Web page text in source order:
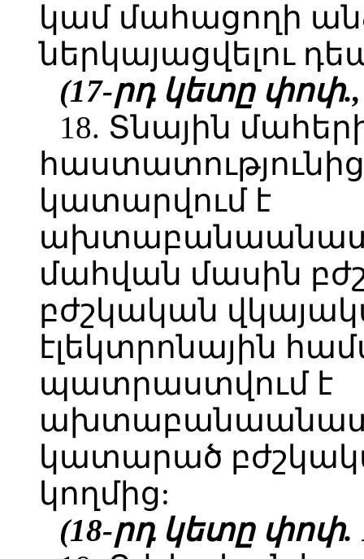
կամ մահացողի
ներկայացվելու
(17-րդ կետը փոփ.,
18. Տնային
կատարվում է
մահվան մասին
բժշկական
էլեկտրոնային
պատրաստվում է
կատարած
կողմից:
(18-րդ կետը փոփ.